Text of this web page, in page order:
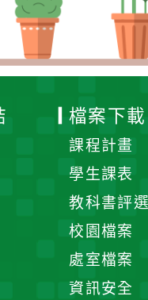
檔案下載
課程計畫
學生課表
教科書評選
校園檔案
處室檔案
資訊安全